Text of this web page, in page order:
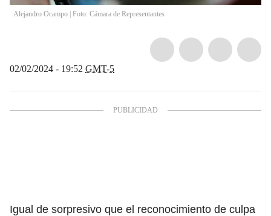
Alejandro Ocampo | Foto: Cámara de Representantes
02/02/2024 - 19:52 GMT-5
Igual de sorpresivo que el reconocimiento de culpa